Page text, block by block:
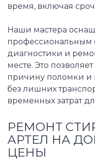
время, включая
Наши мастера
профессиональным
диагностики и
месте. Это
причину поломки и
без лишних
временных затрат
РЕМОНТ
АРТЕЛ НА
ЦЕНЫ